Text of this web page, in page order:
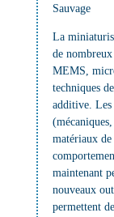
Sauvage
La
de
MEMS,
techniques
additive. Les
matériaux
maintenant
nouveaux
permettent